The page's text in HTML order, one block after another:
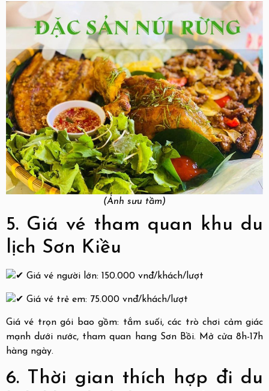
(Ảnh sưu tầm)
5. Giá vé tham quan khu du
lịch Sơn Kiều
Giá vé người lớn: 150.000 vnđ/khách/lượt
Giá vé trẻ em: 75.000 vnđ/khách/lượt
Giá vé trọn gói bao gồm: tắm suối, các trò chơi cảm giác
mạnh dưới nước, tham quan hang Sơn Bồi. Mở cửa 8h-17h
hàng ngày.
6. Thời gian thích hợp đi du